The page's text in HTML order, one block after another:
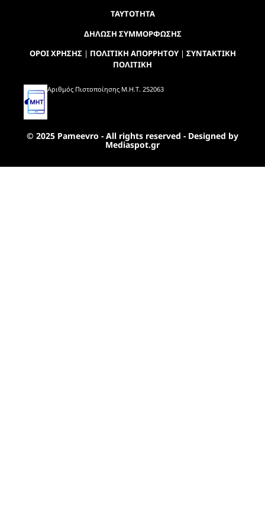
ΤΑΥΤΟΤΗΤΑ
ΔΗΛΩΣΗ ΣΥΜΜΟΡΦΩΣΗΣ
ΟΡΟΙ ΧΡΗΣΗΣ| ΠΟΛΙΤΙΚΗ ΑΠΟΡΡΗΤΟΥ| ΣΥΝΤΑΚΤΙΚΗ
ΠΟΛΙΤΙΚΗ
Αριθμός Πιστοποίησης Μ.Η.Τ. 252063
© 2025 Pameevro - All rights reserved - Designed by
Mediaspot.gr